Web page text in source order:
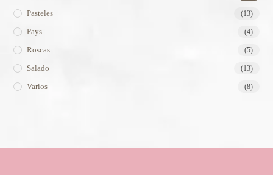
Pasteles (13)
Pays (4)
Roscas (5)
Salado (13)
Varios (8)